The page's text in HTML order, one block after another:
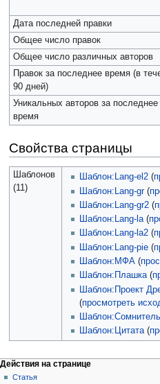
Дата последней правки
Общее число правок
Общее число различных авторов
Правок за последнее время (в
90 дней)
Уникальных авторов за последнее
время
Свойства страницы
Шаблонов
(11)
Шаблон:Lang-el2 (
Шаблон:Lang-gr(
Шаблон:Lang-gr2 (
Шаблон:Lang-la(
Шаблон:Lang-la2 (
Шаблон:Lang-pie (
Шаблон:МФА (
Шаблон:Плашка(
Шаблон:Проект
(просмотреть
Шаблон:Цитата(
Действия на странице
Статья